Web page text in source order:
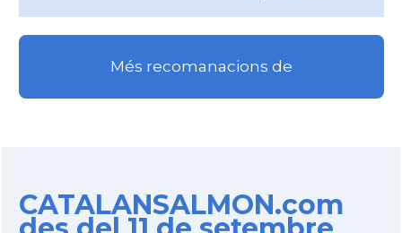
Més recomanacions de
CATALANSALMON.com